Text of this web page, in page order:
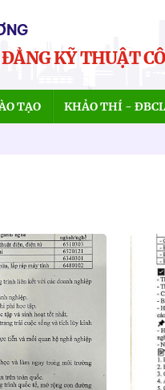
ĐẲNG KỸ THUẬT
TẠO KHẢO THÍ - ĐBCL